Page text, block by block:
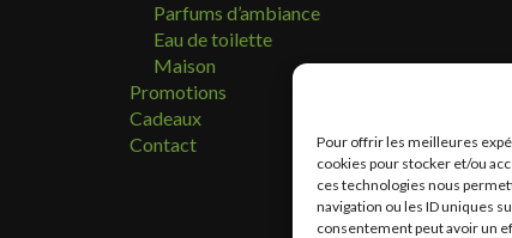
Pour offrir les meilleures
cookies pour stocker et/ou
ces technologies nous
navigation ou les ID uniques
consentement peut avoir un
Parfums d’ambiance
Eau de toilette
Maison
Promotions
Cadeaux
Contact